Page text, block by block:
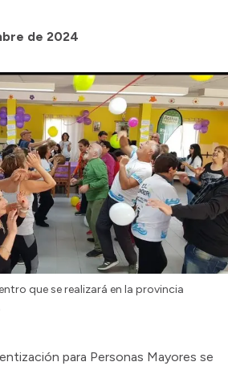
a proveedores
de 2024
que se realizará en la provincia
para Personas Mayores se